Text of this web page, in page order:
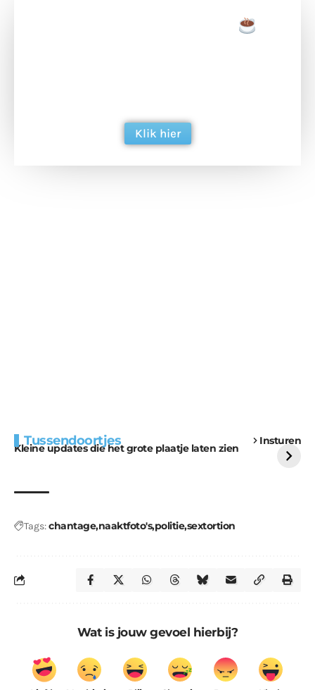
Klik hier
Tussendoortjes Insturen
Kleine updates die het grote plaatje laten zien
voor kabouters
uitdaging
Tags:chantagenaaktfoto'spolitiesextortion
Wat is jouw gevoel hierbij?